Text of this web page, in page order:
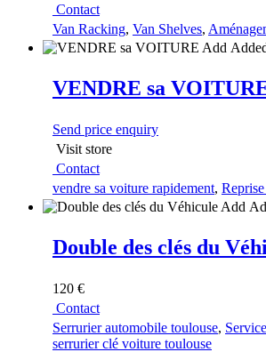
Contact
Van Racking, Van Shelves,
Add
VENDRE sa
Send price enquiry
Visit store
Contact
vendre sa voiture rapidement,
Add
Double des clés du
120 €
Contact
Serrurier automobile toulouse,
serrurier clé voiture toulouse